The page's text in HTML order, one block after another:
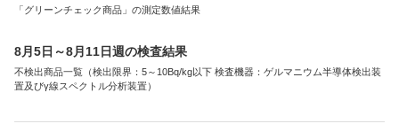
「グリーンチェック商品」の測定数値結果
8月5日～8月11日週の検査結果
不検出商品一覧（検出限界：5～10Bq/kg以下 検査機器：ゲルマニウム半導体検出装
置及びγ線スペクトル分析装置）